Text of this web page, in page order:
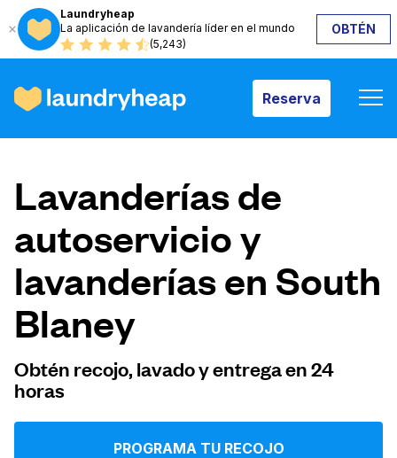
Laundryheap
La aplicación de lavandería líder en el mundo
(5,243)
OBTÉN
Reserva
Reserva
Cómo funciona
Precios y servicios
Quiénes somos
Para las empresas
Iniciar sesión
Lavanderías de
autoservicio y
lavanderías en South
Blaney
Obtén recojo, lavado y entrega en 24
horas
PROGRAMA TU RECOJO